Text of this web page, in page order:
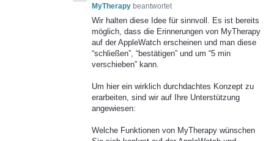
MyTherapy beantwortet
Wir halten diese Idee für sinnvoll. Es ist bereits
möglich, dass die Erinnerungen von MyTherapy
auf der AppleWatch erscheinen und man diese
“schließen”, “bestätigen” und um “5 min
verschieben” kann.
Um hier ein wirklich durchdachtes Konzept zu
erarbeiten, sind wir auf Ihre Unterstützung
angewiesen:
Welche Funktionen von MyTherapy wünschen